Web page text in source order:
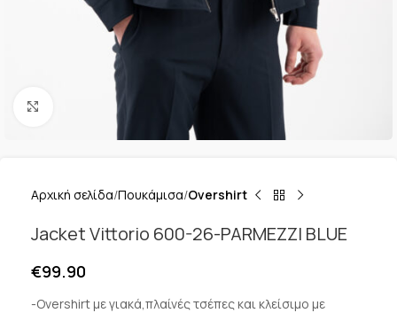
Κλικ για μεγέθυνση
Αρχική σελίδα Πουκάμισα Overshirt
Jacket Vittorio 600-26-PARMEZZI BLUE
€99.90
-Overshirt με γιακά,πλαίνές τσέπες και κλείσιμο με